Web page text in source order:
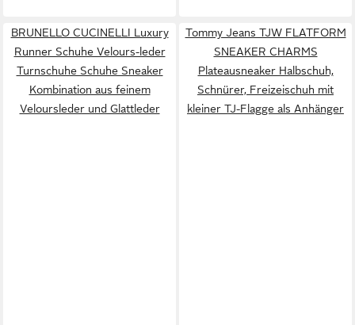
BRUNELLO CUCINELLI Luxury
Runner Schuhe Velours-leder
Turnschuhe Schuhe Sneaker
Kombination aus feinem
Veloursleder und Glattleder
Tommy Jeans TJW FLATFORM
SNEAKER CHARMS
Plateausneaker Halbschuh,
Schnürer, Freizeischuh mit
kleiner TJ-Flagge als Anhänger